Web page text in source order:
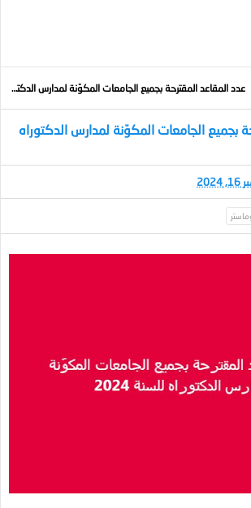
عدد المقاعد المقترحة بجميع الجامعات المكوّنة لمدارس الدكتوراه للسنة 2024
بجميع الجامعات المكوّنة لمدارس الدكتوراه